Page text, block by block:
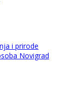
i prirode
Novigrad